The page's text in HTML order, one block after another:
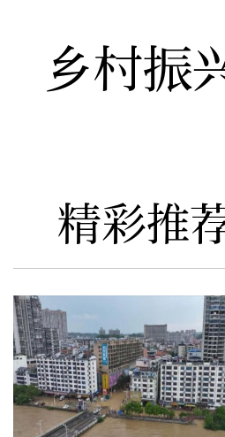
乡村振
精彩推